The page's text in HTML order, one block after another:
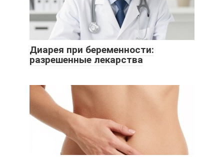
Диарея при беременности:
разрешенные лекарства